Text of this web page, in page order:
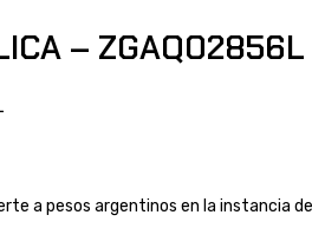
–
a pesos argentinos en la instancia